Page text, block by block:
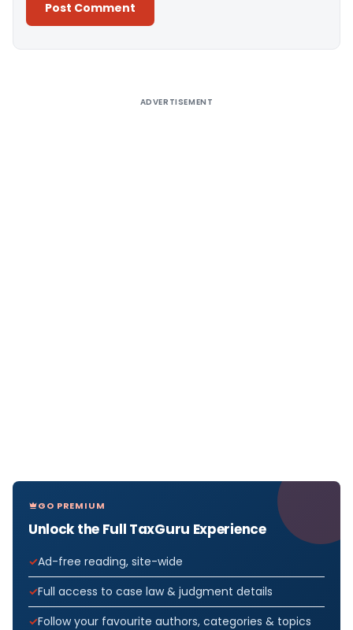
ADVERTISEMENT
GO PREMIUM
Unlock the Full TaxGuru Experience
Ad-free reading, site-wide
Full access to case law & judgment details
Follow your favourite authors, categories & topics